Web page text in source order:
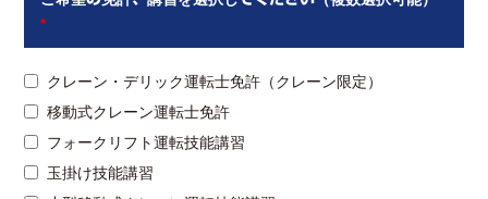
*
クレーン・デリック運転士免許（クレーン限定）
移動式クレーン運転士免許
フォークリフト運転技能講習
玉掛け技能講習